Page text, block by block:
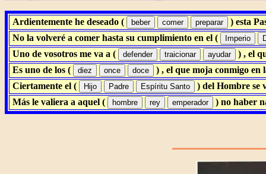
Ardientemente he deseado (
) esta
No la volveré a comer hasta su cumplimiento en el (
Uno de vosotros me va a (
) , el
Es uno de los (
) , el que moja conmigo en
Ciertamente el (
) del Hombre se
Más le valiera a aquel (
) no haber